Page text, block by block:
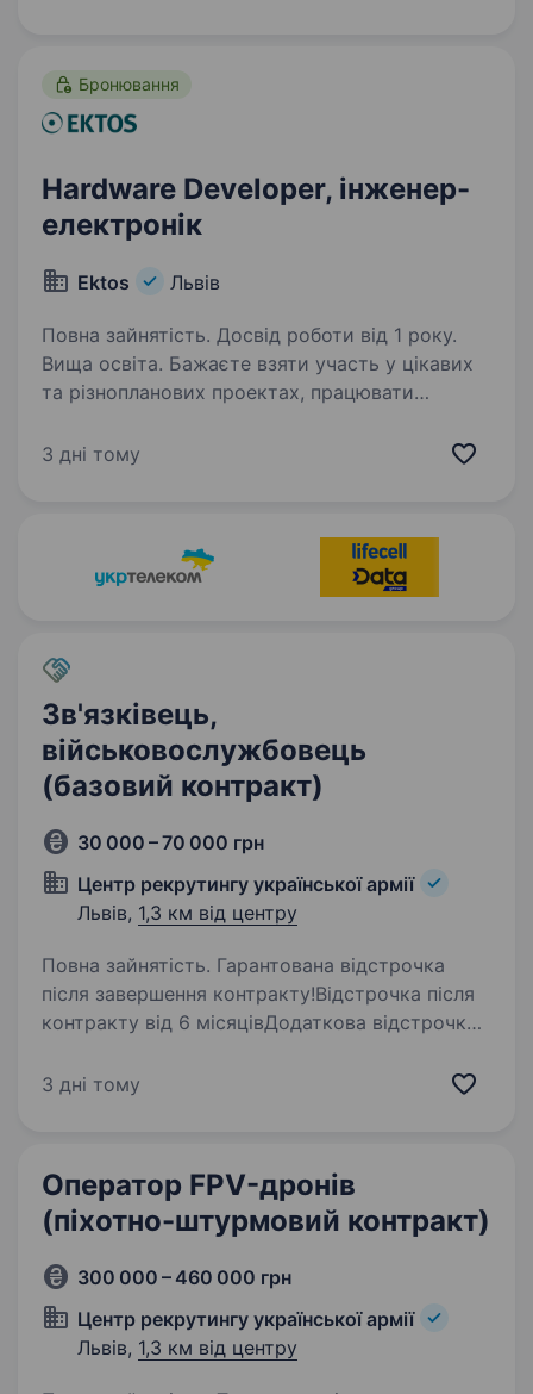
Бронювання
Hardware Developer, інженер-
електронік
Ektos Львів
Повна зайнятість. Досвід роботи від 1 року.
Вища освіта. Бажаєте взяти участь у цікавих
та різнопланових проектах, працювати
передові технології, брати участь у створенні
3 дні тому
Зв'язківець,
військовослужбовець
(базовий контракт)
30 000 – 70 000 грн
Центр рекрутингу української армії
Львів, 1,3 км від центру
Повна зайнятість. Гарантована відстрочка
після завершення контракту!Відстрочка після
контракту від 6 місяцівДодаткова відстрочка
бойових завдань +1 місяць до загальної
3 дні тому
Оператор FPV-дронів
(піхотно-штурмовий контракт)
300 000 – 460 000 грн
Центр рекрутингу української армії
Львів, 1,3 км від центру